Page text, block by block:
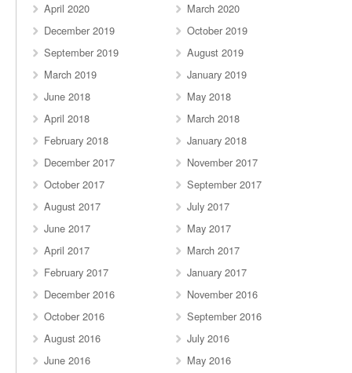
April 2020
March 2020
December 2019
October 2019
September 2019
August 2019
March 2019
January 2019
June 2018
May 2018
April 2018
March 2018
February 2018
January 2018
December 2017
November 2017
October 2017
September 2017
August 2017
July 2017
June 2017
May 2017
April 2017
March 2017
February 2017
January 2017
December 2016
November 2016
October 2016
September 2016
August 2016
July 2016
June 2016
May 2016